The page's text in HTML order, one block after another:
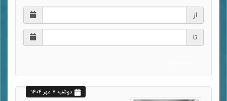
از
تا
دوشنبه 7 مهر 1404